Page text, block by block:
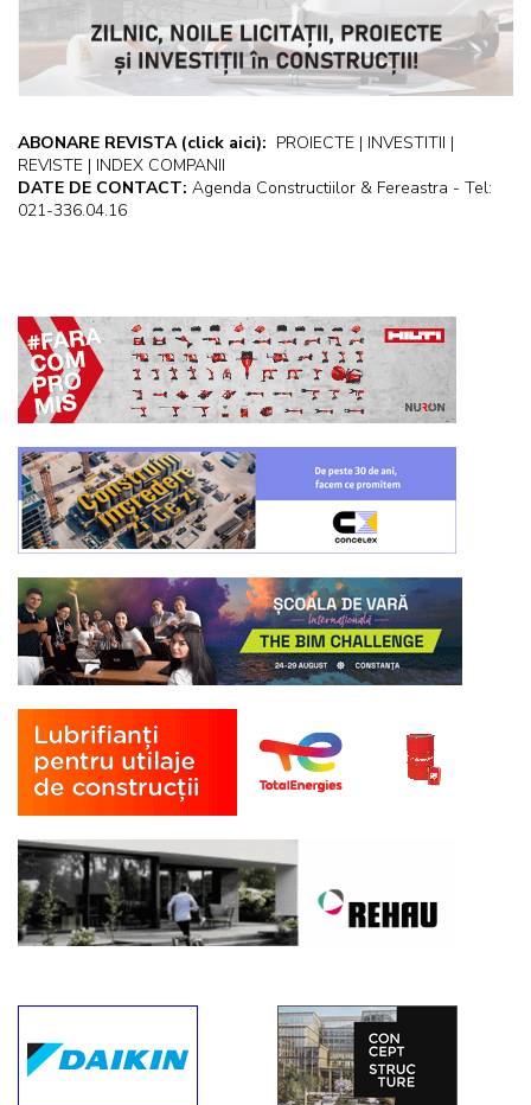
ABONARE REVISTA (click aici): PROIECTE | INVESTITII |
REVISTE | INDEX COMPANII
DATE DE CONTACT: Agenda Constructiilor & Fereastra - Tel:
021-336.04.16